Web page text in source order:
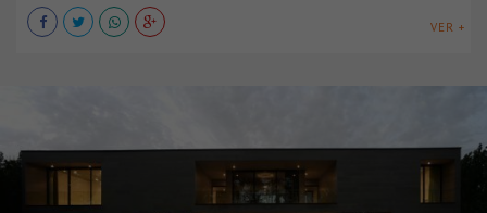
VER +